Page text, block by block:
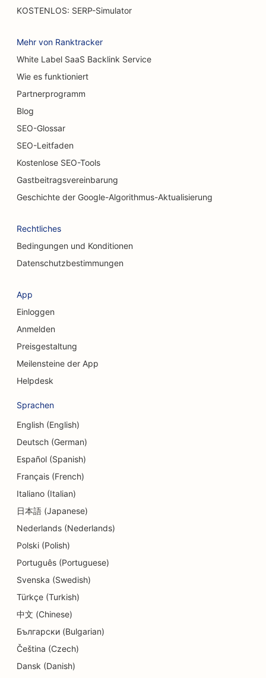
SEO für Restaurants, die zwanglos speisen
SEO für Autowaschanlagen
SEO für Autohäuser
SEO für Reinigungsdienste
SEO für Chiropraktiker
SEO für chemische Peeling-Dienstleistungen
SEO für kraniofaziale Chirurgen
SEO für Coffee Shops
SEO für Kreditgenossenschaften
SEO für Feinkostläden
SEO für Schuldnerberatungsdienste
SEO für Währungsumtausch-Dienstleistungen
SEO für Dermabrasionsdienstleistungen
SEO für Kindertagesstätten
SEO für Detailgeschäfte
SEO für Gastronomen
SEO für Cupcake-Läden
SEO für Bildungs- und Kinderbetreuungsdienste
SEO für Elektriker
SEO für Textilreinigungen
KOSTENLOS: SERP-Simulator
Mehr von Ranktracker
White Label SaaS Backlink Service
Wie es funktioniert
Partnerprogramm
Blog
SEO-Glossar
SEO-Leitfaden
Kostenlose SEO-Tools
Gastbeitragsvereinbarung
Geschichte der Google-Algorithmus-Aktualisierung
Rechtliches
Bedingungen und Konditionen
Datenschutzbestimmungen
App
Einloggen
Anmelden
Preisgestaltung
Meilensteine der App
Helpdesk
Sprachen
English (English)
Deutsch (German)
Español (Spanish)
Français (French)
Italiano (Italian)
日本語 (Japanese)
Nederlands (Nederlands)
Polski (Polish)
Português (Portuguese)
Svenska (Swedish)
Türkçe (Turkish)
中文 (Chinese)
Български (Bulgarian)
Čeština (Czech)
Dansk (Danish)